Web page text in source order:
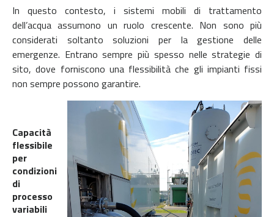
In questo contesto, i sistemi mobili di trattamento
dell’acqua assumono un ruolo crescente. Non sono più
considerati soltanto soluzioni per la gestione delle
emergenze. Entrano sempre più spesso nelle strategie di
sito, dove forniscono una flessibilità che gli impianti fissi
non sempre possono garantire.
Capacità
flessibile
per
condizioni
di
processo
variabili